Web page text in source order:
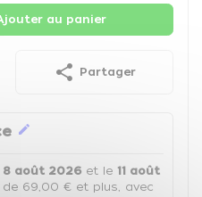
au panier
share Partager
edit
8 août 2026 et le 11 août
69,00 € et plus, avec